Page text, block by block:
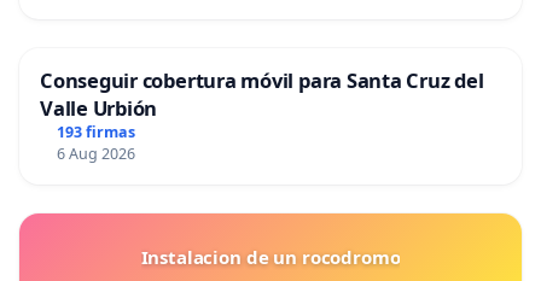
Conseguir cobertura móvil para Santa Cruz del
Valle Urbión
193 firmas
6 Aug 2026
Instalacion de un rocodromo